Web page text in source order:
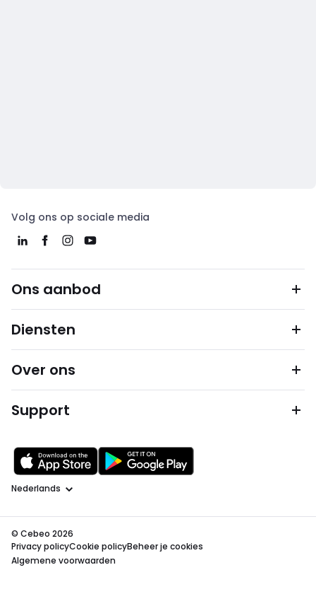
Volg ons op sociale media
Ons aanbod
Diensten
Over ons
Support
Taal
© Cebeo 2026
Privacy policyCookie policyBeheer je cookies
Algemene voorwaarden